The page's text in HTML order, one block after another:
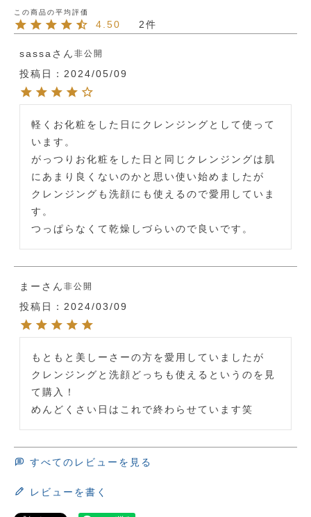
4.50 2
sassa 非公開
投稿日 2024/05/09
軽くお化粧をした日にクレンジングとして使って
います。
がっつりお化粧をした日と同じクレンジングは肌
にあまり良くないのかと思い使い始めましたが
クレンジングも洗顔にも使えるので愛用していま
す。
つっぱらなくて乾燥しづらいので良いです。
まー 非公開
投稿日 2024/03/09
もともと美しーさーの方を愛用していましたが
クレンジングと洗顔どっちも使えるというのを見
て購入！
めんどくさい日はこれで終わらせています笑
すべてのレビューを見る
レビューを書く